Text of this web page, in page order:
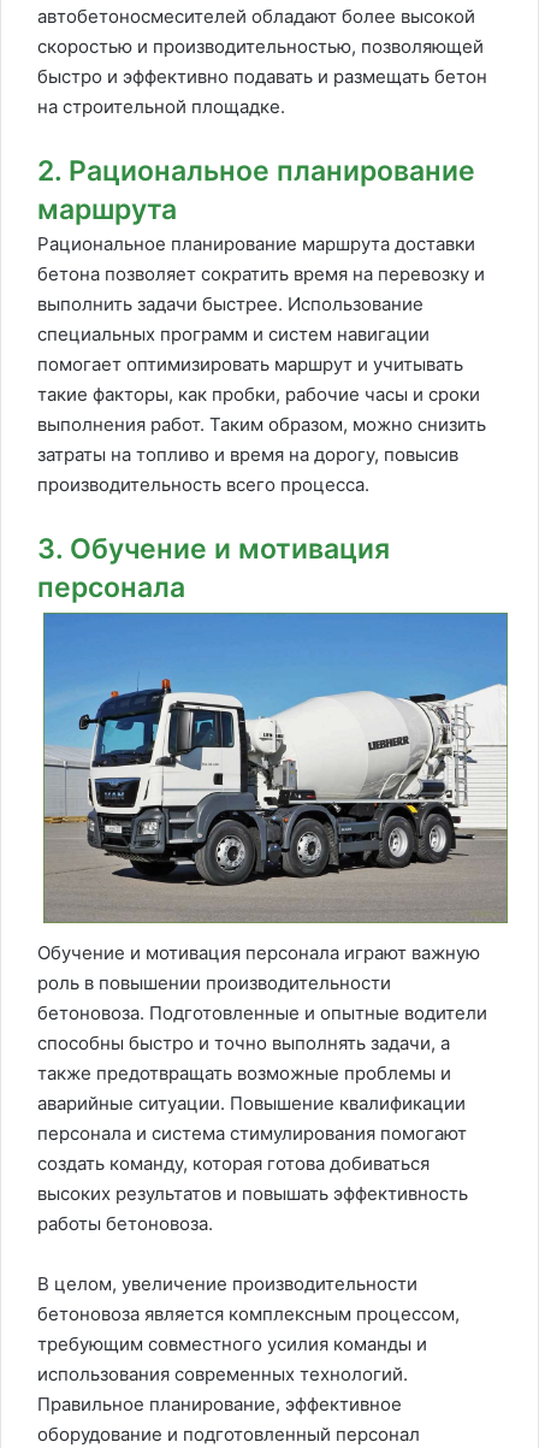
автобетоносмесителей обладают более высокой
скоростью и производительностью, позволяющей
быстро и эффективно подавать и размещать бетон
на строительной площадке.
2. Рациональное планирование
маршрута
Рациональное планирование маршрута доставки
бетона позволяет сократить время на перевозку и
выполнить задачи быстрее. Использование
специальных программ и систем навигации
помогает оптимизировать маршрут и учитывать
такие факторы, как пробки, рабочие часы и сроки
выполнения работ. Таким образом, можно снизить
затраты на топливо и время на дорогу, повысив
производительность всего процесса.
3. Обучение и мотивация
персонала
Обучение и мотивация персонала играют важную
роль в повышении производительности
бетоновоза. Подготовленные и опытные водители
способны быстро и точно выполнять задачи, а
также предотвращать возможные проблемы и
аварийные ситуации. Повышение квалификации
персонала и система стимулирования помогают
создать команду, которая готова добиваться
высоких результатов и повышать эффективность
работы бетоновоза.
В целом, увеличение производительности
бетоновоза является комплексным процессом,
требующим совместного усилия команды и
использования современных технологий.
Правильное планирование, эффективное
оборудование и подготовленный персонал